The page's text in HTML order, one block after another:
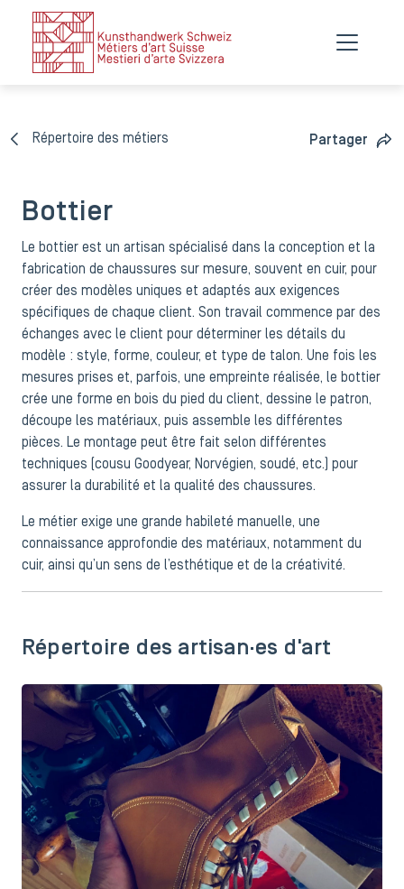
Répertoire des métiers Partager
Bottier
Le bottier est un artisan spécialisé dans la conception et la
fabrication de chaussures sur mesure, souvent en cuir, pour
créer des modèles uniques et adaptés aux exigences
spécifiques de chaque client. Son travail commence par des
échanges avec le client pour déterminer les détails du
modèle : style, forme, couleur, et type de talon. Une fois les
mesures prises et, parfois, une empreinte réalisée, le bottier
crée une forme en bois du pied du client, dessine le patron,
découpe les matériaux, puis assemble les différentes
pièces. Le montage peut être fait selon différentes
techniques (cousu Goodyear, Norvégien, soudé, etc.) pour
assurer la durabilité et la qualité des chaussures.
Le métier exige une grande habileté manuelle, une
connaissance approfondie des matériaux, notamment du
cuir, ainsi qu’un sens de l’esthétique et de la créativité.
Répertoire des artisan·es d'art